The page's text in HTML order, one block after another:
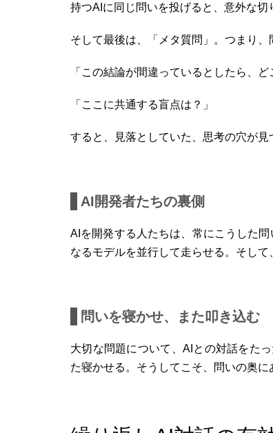
持つAIに同じ問いを投げると、意外な切
そして最後は、「メタ質問」。つまり
「この結論が間違っているとしたら、ど
「ここに共通する盲点は？」
すると、見落としていた、思考の穴が見
AI開発者たちの裏側
AIを開発する人たちは、常にこうした
なるモデルを並行して走らせる。そし
問いを寝かせ、また叩き込む
大切な問題について、AIとの対話をた
た寝かせる。そうしてこそ、問いの奥